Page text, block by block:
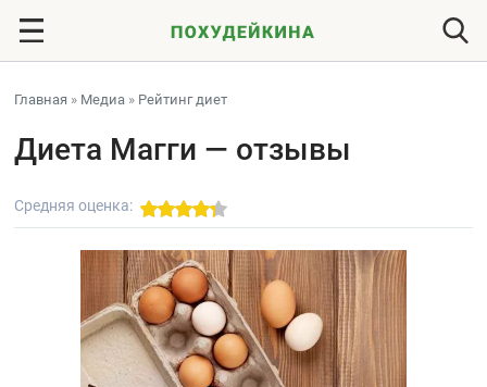
Главная » Медиа » Рейтинг диет
Диета Магги — отзывы
Средняя оценка: